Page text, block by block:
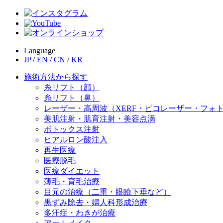
Language
JP / EN / CN / KR
施術方法から探す
糸リフト（顔）
糸リフト（鼻）
レーザー・高周波（XERF・ピコレーザー・フォ
美肌注射・肌育注射・美容点滴
ボトックス注射
ヒアルロン酸注入
再生医療
医療脱毛
医療ダイエット
薄毛・育毛治療
目元の治療（二重・眼瞼下垂など）
黒ずみ除去・婦人科形成治療
多汗症・わきが治療